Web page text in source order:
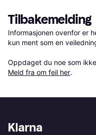
Tilbakemelding
Informasjonen ovenfor er
kun ment som en
Oppdaget du noe som
Meld fra om feil her.
Klarna